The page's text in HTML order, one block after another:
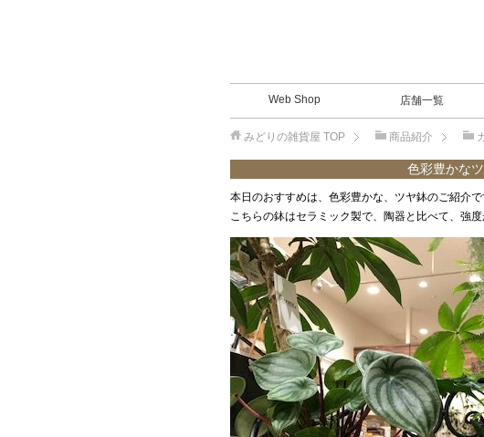
Web Shop 店舗一覧
みどりの雑貨屋 TOP 商品紹介
色彩豊かな
本日のおすすめは、色彩豊かな、ツヤ鉢のご紹介で
こちらの鉢はセラミック製で、陶器と比べて、強度